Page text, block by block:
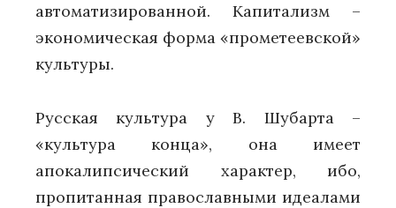
автоматизированной. Капитализм –
экономическая форма «прометеевской»
культуры.
Русская культура у В. Шубарта –
«культура конца», она имеет
апокалипсический характер, ибо,
пропитанная православными идеалами